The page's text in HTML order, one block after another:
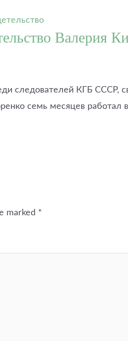
Валерия
следователей КГБ
семь месяцев работал
marked *